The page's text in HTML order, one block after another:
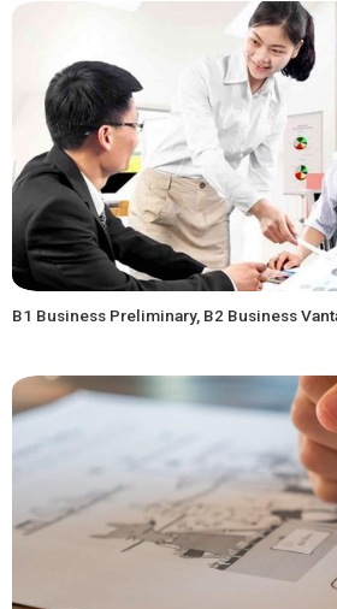
B1 Business Preliminary, B2 Business